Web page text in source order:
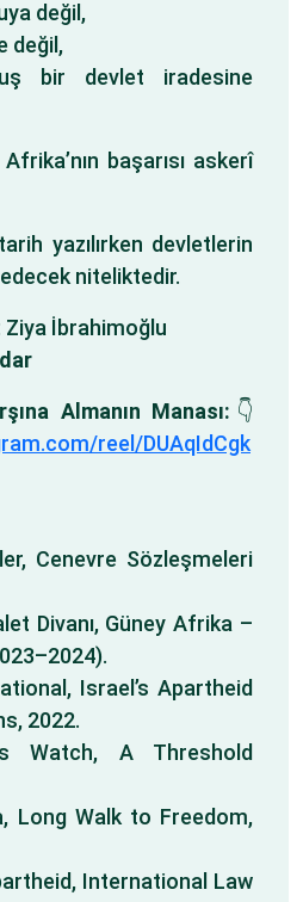
değil,
değil,
bir devlet iradesine
başarısı askerî
yazılırken devletlerin
niteliktedir.
İbrahimoğlu
Almanın Manası: 👇
reel/DUAqIdCgk
Cenevre Sözleşmeleri
Divanı, Güney Afrika –
Israel’s Apartheid
2022.
Watch, A Threshold
Long Walk to Freedom,
International Law